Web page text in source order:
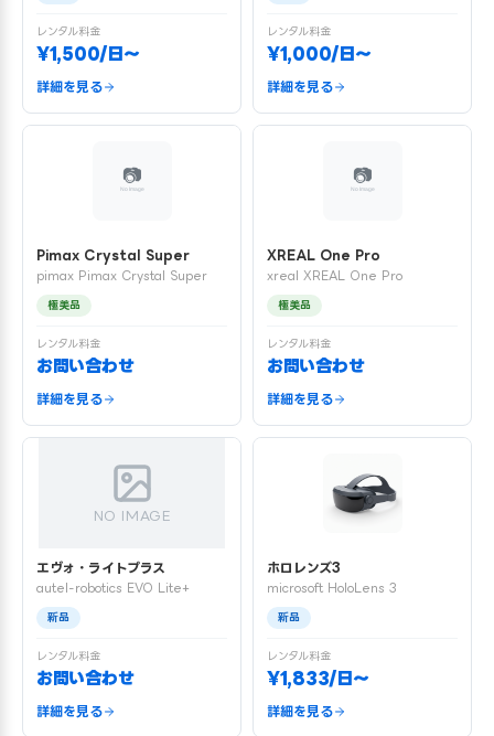
レンタル料金
¥1,500/日〜
詳細を見る
レンタル料金
¥1,000/日〜
詳細を見る
Pimax Crystal Super
pimax Pimax Crystal Super
極美品
レンタル料金
お問い合わせ
詳細を見る
XREAL One Pro
xreal XREAL One Pro
極美品
レンタル料金
お問い合わせ
詳細を見る
NO IMAGE
エヴォ・ライトプラス
autel-robotics EVO Lite+
新品
レンタル料金
お問い合わせ
詳細を見る
ホロレンズ3
microsoft HoloLens 3
新品
レンタル料金
¥1,833/日〜
詳細を見る